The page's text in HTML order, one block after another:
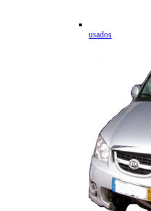
usados